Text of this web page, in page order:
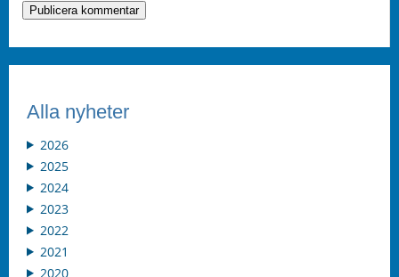
Alla nyheter
2026
2025
2024
2023
2022
2021
2020